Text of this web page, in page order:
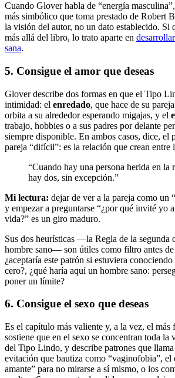
Cuando Glover habla de “energía
más simbólico que toma prestado de Robert
la visión del autor, no un dato establecido. Si
más allá del libro, lo trato aparte en
sana.
5. Consigue el amor que deseas
Glover describe dos formas en que el Tipo
intimidad: el enredado, que hace de su
orbita a su alrededor esperando migajas, y el
trabajo, hobbies o a sus padres por delante
siempre disponible. En ambos casos, dice, el
pareja “difícil”: es la relación que crean entre
“Cuando hay una persona herida en la
hay dos, sin excepción.”
Mi lectura: dejar de ver a la pareja como un
y empezar a preguntarse “¿por qué invité yo
vida?” es un giro maduro.
Sus dos heurísticas —la Regla de la segunda
hombre sano— son útiles como filtro antes
¿aceptaría este patrón si estuviera conociendo
cero?, ¿qué haría aquí un hombre sano:
poner un límite?
6. Consigue el sexo que deseas
Es el capítulo más valiente y, a la vez, el más
sostiene que en el sexo se concentran toda la
del Tipo Lindo, y describe patrones que
evitación que bautiza como “vaginofobia”, el
amante” para no mirarse a sí mismo, o los